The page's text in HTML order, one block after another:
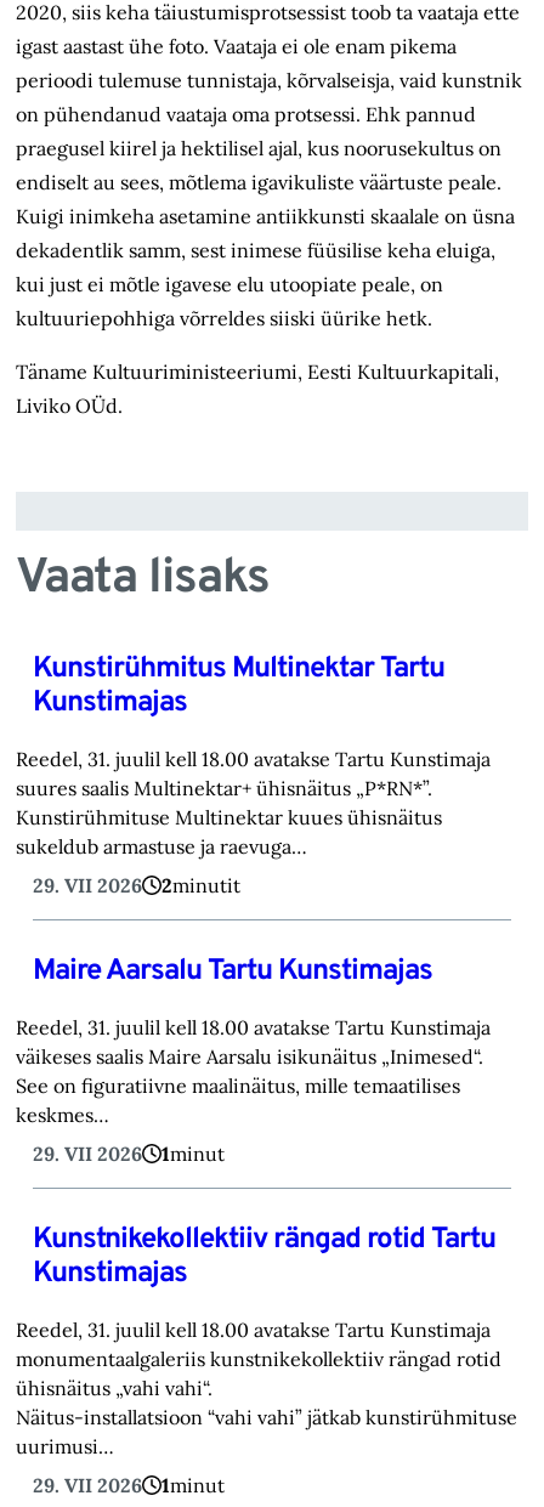
2020, siis keha täiustumisprotsessist toob ta vaataja ette
igast aastast ühe foto. Vaataja ei ole enam pikema
perioodi tulemuse tunnistaja, kõrvalseisja, vaid kunstnik
on pühendanud vaataja oma protsessi. Ehk pannud
praegusel kiirel ja hektilisel ajal, kus noorusekultus on
endiselt au sees, mõtlema igavikuliste väärtuste peale.
Kuigi inimkeha asetamine antiikkunsti skaalale on üsna
dekadentlik samm, sest inimese füüsilise keha eluiga,
kui just ei mõtle igavese elu utoopiate peale, on
kultuuriepohhiga võrreldes siiski üürike hetk.
Täname Kultuuriministeeriumi, Eesti Kultuurkapitali,
Liviko OÜd.
Vaata lisaks
Kunstirühmitus Multinektar Tartu
Kunstimajas
Reedel, 31. juulil kell 18.00 avatakse Tartu Kunstimaja
suures saalis Multinektar+ ühisnäitus „P*RN*”.
Kunstirühmituse Multinektar kuues ühisnäitus
sukeldub armastuse ja raevuga…
29. VII 2026
2minutit
Maire Aarsalu Tartu Kunstimajas
Reedel, 31. juulil kell 18.00 avatakse Tartu Kunstimaja
väikeses saalis Maire Aarsalu isikunäitus „Inimesed“.
See on figuratiivne maalinäitus, mille temaatilises
keskmes…
29. VII 2026
1minut
Kunstnikekollektiiv rängad rotid Tartu
Kunstimajas
Reedel, 31. juulil kell 18.00 avatakse Tartu Kunstimaja
monumentaalgaleriis kunstnikekollektiiv rängad rotid
ühisnäitus „vahi vahi“.
Näitus-installatsioon “vahi vahi” jätkab kunstirühmituse
uurimusi…
29. VII 2026
1minut